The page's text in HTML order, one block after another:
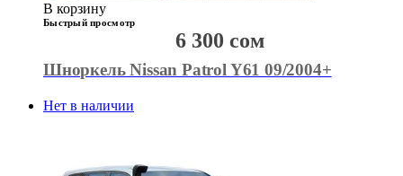
В корзину
Быстрый просмотр
Шноркель Nissan Patrol Y61 09/2004+
6 300 сом
Нет в наличии